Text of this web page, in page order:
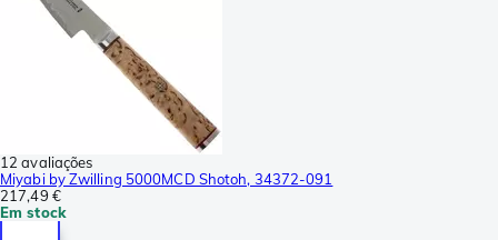
12 avaliações
Miyabi by Zwilling 5000MCD Shotoh, 34372-091
217,49 €
Em stock